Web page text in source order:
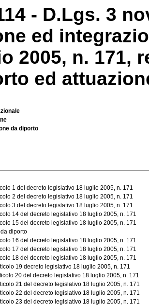
- D.Lgs. 3
ed
2005, n. 171,
ed
da diporto
1 del decreto legislativo 18 luglio 2005, n. 171
2 del decreto legislativo 18 luglio 2005, n. 171
3 del decreto legislativo 18 luglio 2005, n. 171
14 del decreto legislativo 18 luglio 2005, n. 171
15 del decreto legislativo 18 luglio 2005, n. 171
diporto
16 del decreto legislativo 18 luglio 2005, n. 171
17 del decreto legislativo 18 luglio 2005, n. 171
18 del decreto legislativo 18 luglio 2005, n. 171
19 decreto legislativo 18 luglio 2005, n. 171
20 del decreto legislativo 18 luglio 2005, n. 171
21 del decreto legislativo 18 luglio 2005, n. 171
22 del decreto legislativo 18 luglio 2005, n. 171
23 del decreto legislativo 18 luglio 2005, n. 171